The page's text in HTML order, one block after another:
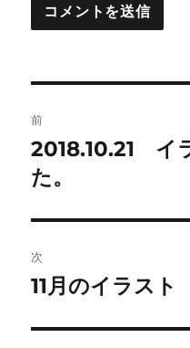
稿
ナ
ビ
ゲ
ー
シ
前
前
の
稿:
2018.10.21 イ
た。
次
次
投
11月のイラスト